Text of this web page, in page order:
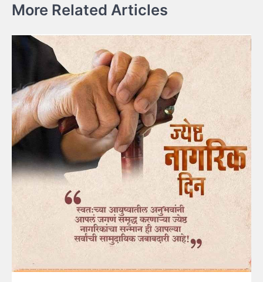
More Related Articles